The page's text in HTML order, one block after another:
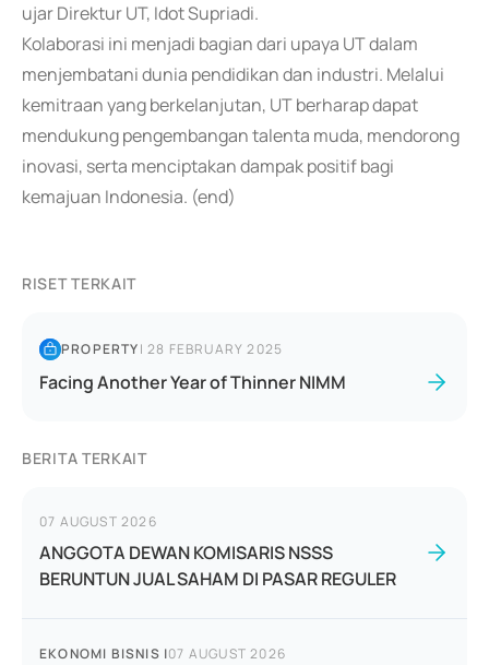
ujar Direktur UT, Idot Supriadi.
Kolaborasi ini menjadi bagian dari upaya UT dalam
menjembatani dunia pendidikan dan industri. Melalui
kemitraan yang berkelanjutan, UT berharap dapat
mendukung pengembangan talenta muda, mendorong
inovasi, serta menciptakan dampak positif bagi
kemajuan Indonesia. (end)
RISET TERKAIT
PROPERTY|28 FEBRUARY 2025
Facing Another Year of Thinner NIMM
BERITA TERKAIT
07 AUGUST 2026
ANGGOTA DEWAN KOMISARIS NSSS
BERUNTUN JUAL SAHAM DI PASAR REGULER
EKONOMI BISNIS |07 AUGUST 2026